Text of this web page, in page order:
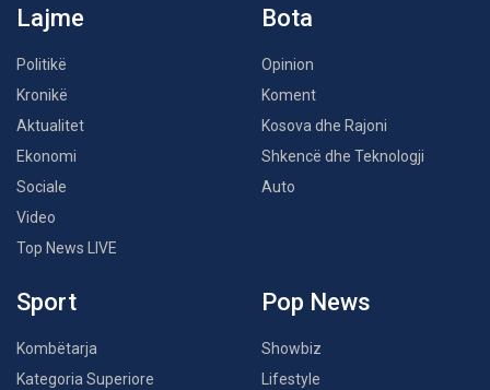
Lajme
Politikë
Kronikë
Aktualitet
Ekonomi
Sociale
Video
Top News LIVE
Bota
Opinion
Koment
Kosova dhe Rajoni
Shkencë dhe Teknologji
Auto
Sport
Kombëtarja
Kategoria Superiore
Pop News
Showbiz
Lifestyle